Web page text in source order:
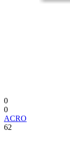
0
0
ACRO
62